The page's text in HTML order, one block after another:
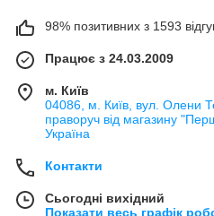
98% позитивних з 1593
Працює з 24.03.2009
м. Київ
04086, м. Київ, вул. Олени
праворуч від магазину
Україна
Контакти
Сьогодні вихідний
Показати весь графік